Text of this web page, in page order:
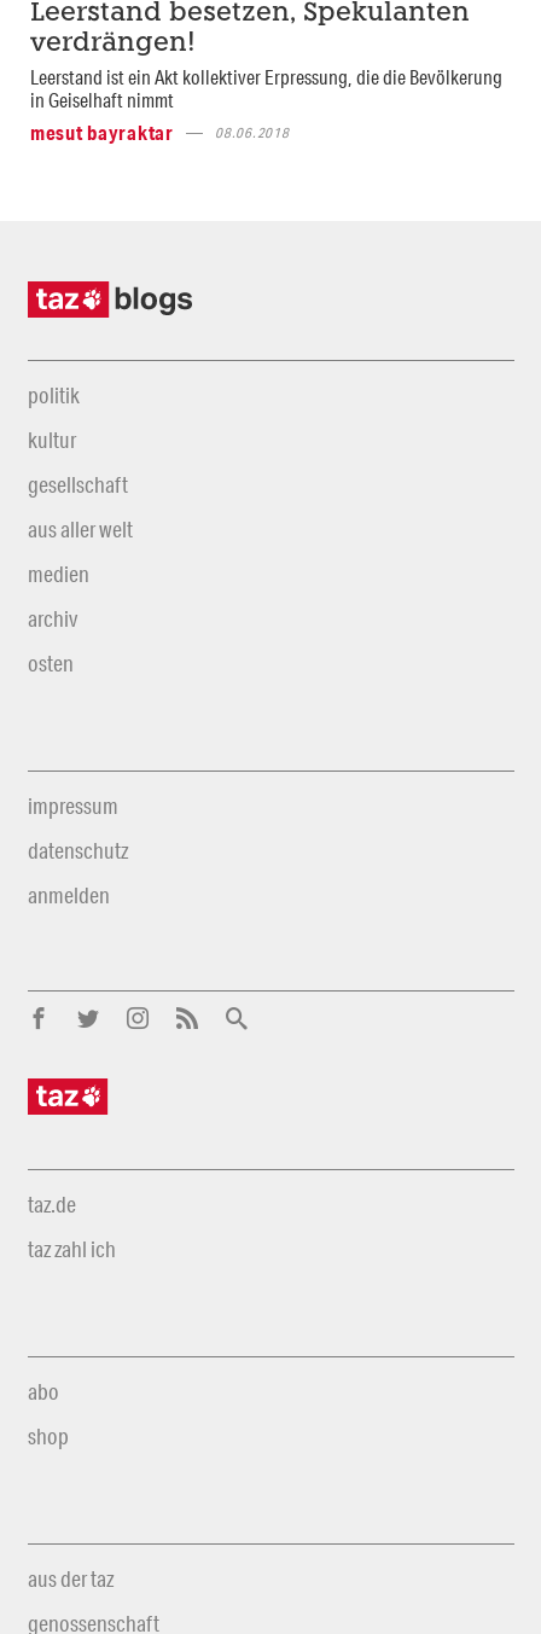
Leerstand besetzen, Spekulanten
verdrängen!
Leerstand ist ein Akt kollektiver Erpressung, die die Bevölkerung
in Geiselhaft nimmt
mesut bayraktar
08.06.2018
politik
kultur
gesellschaft
aus aller welt
medien
archiv
osten
impressum
datenschutz
anmelden
taz.de
taz zahl ich
abo
shop
aus der taz
genossenschaft